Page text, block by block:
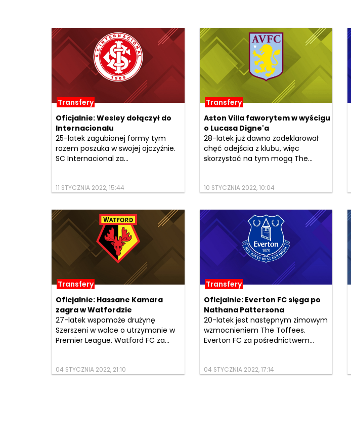
Transfery
Oficjalnie: Wesley dołączył do
Internacionalu
25-latek zagubionej formy tym
razem poszuka w swojej ojczyźnie.
SC Internacional za...
11 STYCZNIA 2022, 15:44
Transfery
Aston Villa faworytem w wyścigu
o Lucasa Digne'a
28-latek już dawno zadeklarował
chęć odejścia z klubu, więc
skorzystać na tym mogą The...
10 STYCZNIA 2022, 10:04
Transfery
Oficjalnie: Hassane Kamara
zagra w Watfordzie
27-latek wspomoże drużynę
Szerszeni w walce o utrzymanie w
Premier League. Watford FC za...
04 STYCZNIA 2022, 21:10
Transfery
Oficjalnie: Everton FC sięga po
Nathana Pattersona
20-latek jest następnym zimowym
wzmocnieniem The Toffees.
Everton FC za pośrednictwem...
04 STYCZNIA 2022, 17:14